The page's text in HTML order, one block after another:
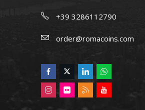
+39 3286112790
order@romacoins.com